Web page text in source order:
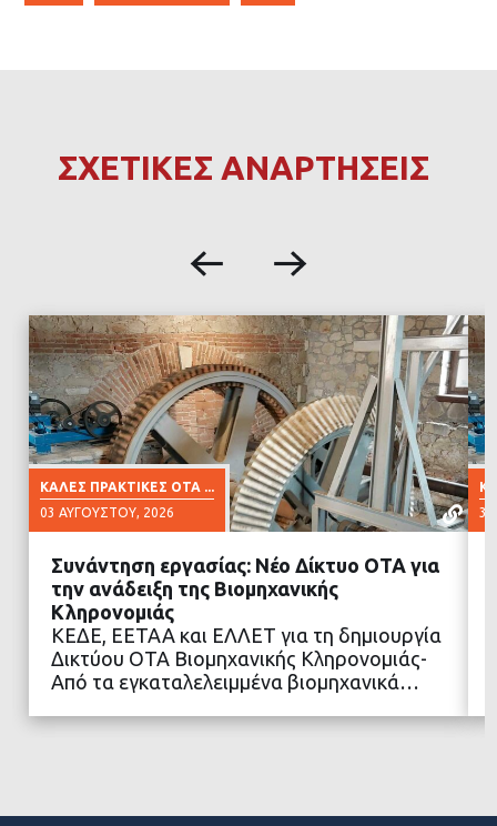
ΣΧΕΤΙΚΕΣ ΑΝΑΡΤΗΣΕΙΣ
ΚΑΛΈΣ ΠΡΑΚΤΙΚΈΣ ΟΤΑ ...
03 ΑΥΓΟΎΣΤΟΥ, 2026
ΔΙΑΒΑΣΤΕ ΠΕΡΙΣΣΟΤΕΡΑ
Συνάντηση εργασίας: Νέο Δίκτυο ΟΤΑ για
την ανάδειξη της Βιομηχανικής
Κληρονομιάς
ΚΕΔΕ, ΕΕΤΑΑ και ΕΛΛΕΤ για τη δημιουργία
Δικτύου ΟΤΑ Βιομηχανικής Κληρονομιάς-
Από τα εγκαταλελειμμένα βιομηχανικά…
30